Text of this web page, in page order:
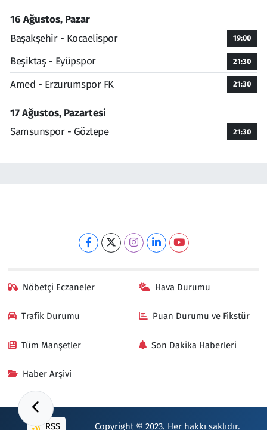
16 Ağustos, Pazar
Başakşehir - Kocaelispor
19:00
Beşiktaş - Eyüpspor 21:30
Amed - Erzurumspor FK 21:30
17 Ağustos, Pazartesi
Samsunspor - Göztepe
21:30
Nöbetçi Eczaneler Hava Durumu
Trafik Durumu Puan Durumu ve Fikstür
Tüm Manşetler Son Dakika Haberleri
Haber Arşivi
RSS Copyright © 2023. Her hakkı saklıdır.